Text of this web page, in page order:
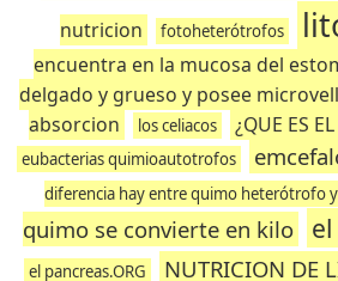
nutricion
fotoheterótrofos
encuentra en la mucosa del
delgado y grueso y posee
absorcion
los celiacos ¿QUE ES
eubacterias quimioautotrofos
diferencia hay entre quimo heterótrofo
quimo se convierte en kilo
el pancreas.ORG NUTRICION DE